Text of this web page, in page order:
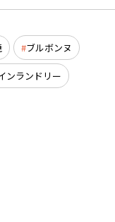
ブルボンヌ
ンランドリー